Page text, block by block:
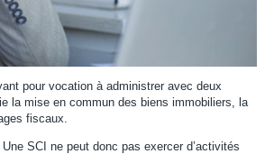
pour vocation à administrer avec deux
la mise en commun des biens immobiliers, la
fiscaux.
SCI ne peut donc pas exercer d’activités